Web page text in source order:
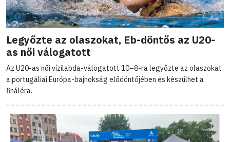
Legyőzte az olaszokat, Eb-döntős az U20-
as női válogatott
Az U20-as női vízilabda-válogatott 10–8-ra legyőzte az olaszokat
a portugáliai Európa-bajnokság elődöntőjében és készülhet a
fináléra.